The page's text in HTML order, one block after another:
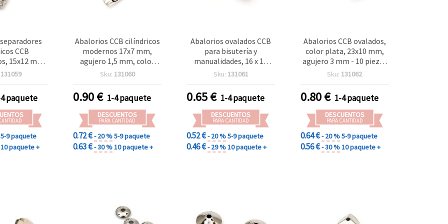
CCB
15x12 mm,
Ø3 mm,
piezas
131059
paquete
5-9 paquete
10 paquete +
Abalorios CCB cilíndricos
modernos 17x7 mm,
agujero 1,5 mm, color
plata – 20 uds, para
manualidades
Sku: 131060
0.90€ 1-4 paquete
DESCUENTOS
PARA CANTIDAD
0.72 €- 20 %5-9 paquete
0.63 €- 30 %10 paquete +
Abalorios ovalados CCB
para bisutería y
manualidades, 16 x 13
mm, agujero 2,5 mm,
10 unidades
Sku: 131061
0.65€ 1-4 paquete
DESCUENTOS
PARA CANTIDAD
0.52 €- 20 %5-9 paquete
0.46 €- 29 %10 paquete +
Abalorios CCB ovalados,
color plata, 23x10 mm,
agujero 3 mm - 10 piezas
para bisutería y
Sku: 131062
0.80€ 1-4 paquete
DESCUENTOS
PARA CANTIDAD
0.64 €- 20 %5-9 paquete
0.56 €- 30 %10 paquete +